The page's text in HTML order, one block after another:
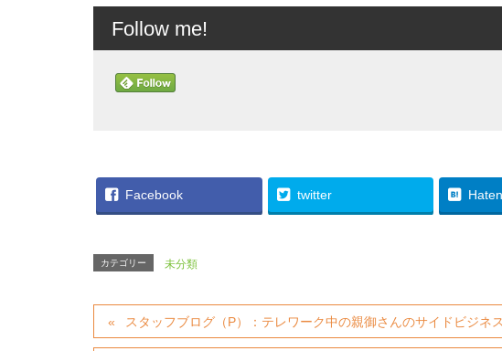
Follow me!
Facebook twitter
カテゴリー 未分類
スタッフブログ（P）：テレワーク中の親御さんのサイドビジネ